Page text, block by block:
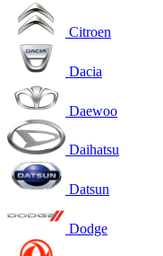
Citroen
Dacia
Daewoo
Daihatsu
Datsun
Dodge